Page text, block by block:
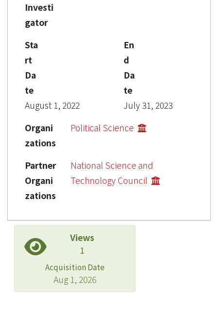
Investi
gator
Sta
rt
Da
te
August 1, 2022
En
d
Da
te
July 31, 2023
Organi
zations
Political Science
Partner
Organi
zations
National Science and
Technology Council
Views
1
Acquisition Date
Aug 1, 2026